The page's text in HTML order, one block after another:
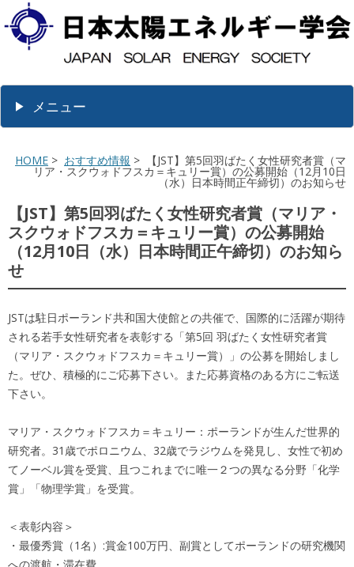
メニュー
HOME > おすすめ情報 > 【JST】第5回羽ばたく女性研究者賞（マ
リア・スクウォドフスカ＝キュリー賞）の公募開始（12月10日
（水）日本時間正午締切）のお知らせ
【JST】第5回羽ばたく女性研究者賞（マリア・
スクウォドフスカ＝キュリー賞）の公募開始
（12月10日（水）日本時間正午締切）のお知ら
せ
JSTは駐日ポーランド共和国大使館との共催で、国際的に活躍が期待
される若手女性研究者を表彰する「第5回 羽ばたく女性研究者賞
（マリア・スクウォドフスカ＝キュリー賞）」の公募を開始しまし
た。ぜひ、積極的にご応募下さい。また応募資格のある方にご転送
下さい。
マリア・スクウォドフスカ＝キュリー：ポーランドが生んだ世界的
研究者。31歳でポロニウム、32歳でラジウムを発見し、女性で初め
てノーベル賞を受賞、且つこれまでに唯一２つの異なる分野「化学
賞」「物理学賞」を受賞。
＜表彰内容＞
・最優秀賞（1名）:賞金100万円、副賞としてポーランドの研究機関